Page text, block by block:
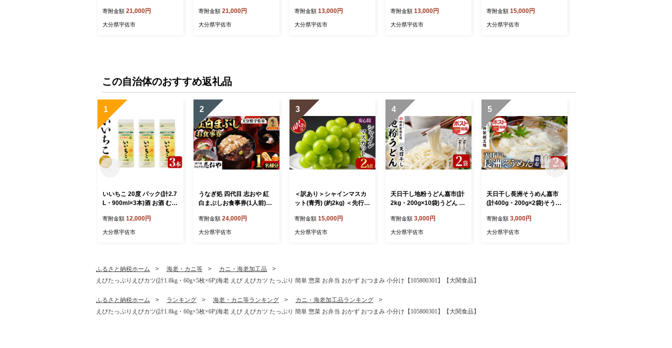
カツ たっぷり 簡単 惣菜 お
弁当 おかず おつまみ 小分
寄附金額 21,000円
大分県宇佐市
カツ たっぷり 簡単 惣菜 お
弁当 おかず おつまみ 小分
寄附金額 21,000円
大分県宇佐市
っぷり 簡単 惣菜 お弁当 お
かず おつまみ 小分け【105
寄附金額 13,000円
大分県宇佐市
菜 お弁当 おかず おつまみ
小分け【105801400】【大
寄附金額 13,000円
大分県宇佐市
当 おかず おつまみ 揚げる
だけ セット【105800601】
寄附金額 15,000円
大分県宇佐市
この自治体のおすすめ返礼品
1
いいちこ 20度 パック(計2.7
L・900ml×3本)酒 お酒 むぎ
コール 飲料 常温 紙パック
【106101500】【酒のひろ
寄附金額 12,000円
大分県宇佐市
2
うなぎ処 四代目 志おや 紅
白まぶしお食事券(1人前)う
蒲焼き 白焼き うな重 ひつ
まぶし タレ付き 勝負めし
寄附金額 24,000円
大分県宇佐市
3
＜訳あり＞シャインマスカ
ット(青秀) (約2kg) ＜先行予
から順次発送予定＞ ＜北海
道 沖縄 離島配送不可＞ぶど
寄附金額 15,000円
大分県宇佐市
4
天日干し地粉うどん嘉市(計
2kg・200g×10袋)うどん 饂
調理 常温 大分県産【10140
1600】【四井製麺工場】
寄附金額 3,000円
大分県宇佐市
5
天日干し長洲そうめん嘉市
(計400g・200g×2袋)そうめ
ツルツル 簡単調理 常温 大
分県産【101401500】【四
寄附金額 3,000円
大分県宇佐市
ふるさと納税ホーム 海老・カニ等
カニ・海老加工品
えびたっぷりえびカツ(計1.8kg・60g×5枚×6P)海老 えび えびカツ たっぷり 簡単 惣菜 お弁当 おかず おつまみ 小分け【105800301】【大関食品】
ふるさと納税ホーム ランキング 海老・カニ等ランキング
カニ・海老加工品ランキング
えびたっぷりえびカツ(計1.8kg・60g×5枚×6P)海老 えび えびカツ たっぷり 簡単 惣菜 お弁当 おかず おつまみ 小分け【105800301】【大関食品】